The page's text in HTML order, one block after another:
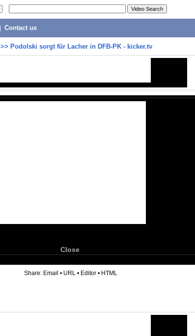
Contact us
>> Podolski sorgt für Lacher in DFB-PK - kicker.tv
Close
Share: Email • URL • Editor • HTML